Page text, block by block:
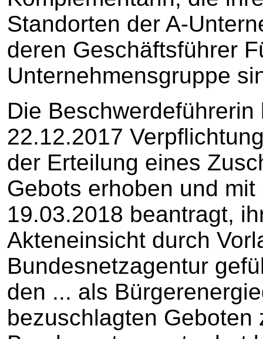
Standorten der A-
deren Geschäftsführer
Unternehmensgruppe
Die
22.12.2017
der Erteilung eines
Gebots erhoben und
19.03.2018 beantragt,
Akteneinsicht durch
Bundesnetzagentur
den ... als
bezuschlagten Geboten